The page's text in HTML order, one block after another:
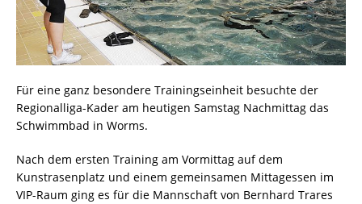
Für eine ganz besondere Trainingseinheit besuchte der
Regionalliga-Kader am heutigen Samstag Nachmittag das
Schwimmbad in Worms.
Nach dem ersten Training am Vormittag auf dem
Kunstrasenplatz und einem gemeinsamen Mittagessen im
VIP-Raum ging es für die Mannschaft von Bernhard Trares